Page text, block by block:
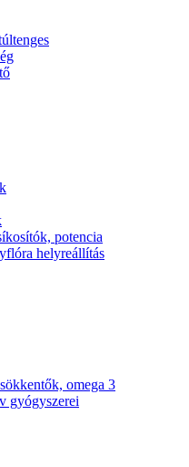
potencia
helyreállítás
omega 3
gyógyszerei